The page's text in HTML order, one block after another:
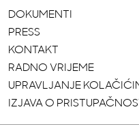
DOKUMENTI
PRESS
KONTAKT
RADNO VRIJEME
UPRAVLJANJE
IZJAVA O